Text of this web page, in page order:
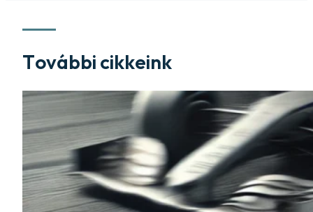
További cikkeink